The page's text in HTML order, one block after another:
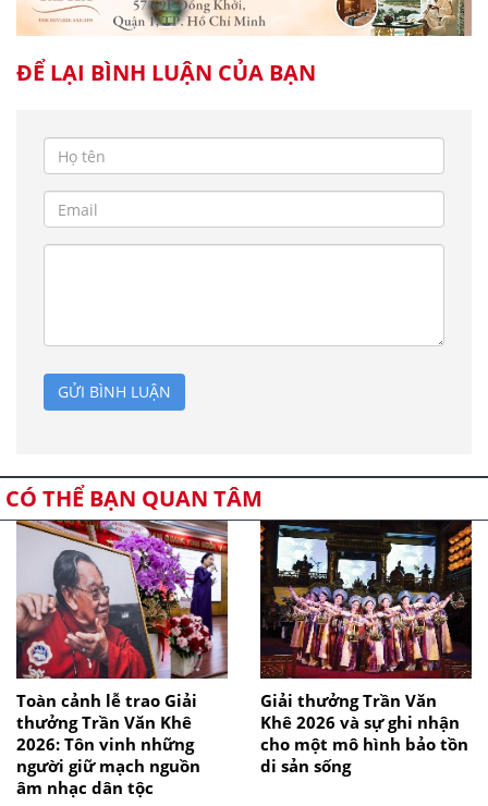
ĐỂ LẠI BÌNH LUẬN CỦA BẠN
GỬI BÌNH LUẬN
CÓ THỂ BẠN QUAN TÂM
Toàn cảnh lễ trao Giải
thưởng Trần Văn Khê
2026: Tôn vinh những
người giữ mạch nguồn
âm nhạc dân tộc
Giải thưởng Trần Văn
Khê 2026 và sự ghi nhận
cho một mô hình bảo tồn
di sản sống